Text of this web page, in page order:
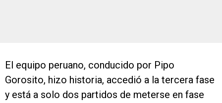
El equipo peruano, conducido por Pipo
Gorosito, hizo historia, accedió a la tercera fase
y está a solo dos partidos de meterse en fase